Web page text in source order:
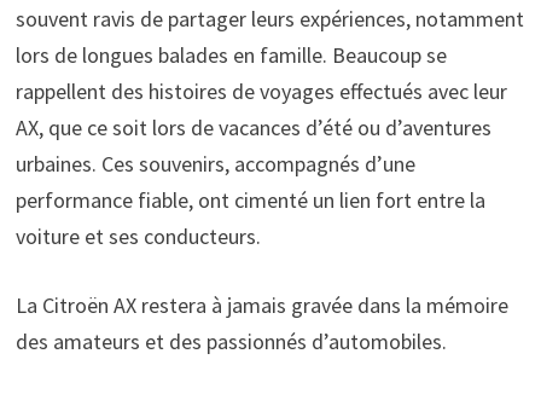
souvent ravis de partager leurs expériences, notamment
lors de longues balades en famille. Beaucoup se
rappellent des histoires de voyages effectués avec leur
AX, que ce soit lors de vacances d’été ou d’aventures
urbaines. Ces souvenirs, accompagnés d’une
performance fiable, ont cimenté un lien fort entre la
voiture et ses conducteurs.
La Citroën AX restera à jamais gravée dans la mémoire
des amateurs et des passionnés d’automobiles.